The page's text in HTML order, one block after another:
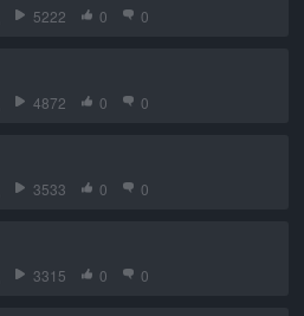
5222 0 0
4872 0 0
3533 0 0
3315 0 0